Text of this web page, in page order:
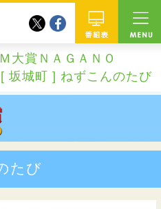
twitterfacebook
大賞ＮＡＧＡＮＯ
[ 坂城町 ] ねずこんのたび
たび